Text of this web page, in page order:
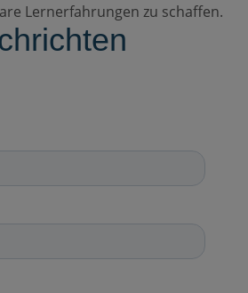
Lernerfahrungen zu schaffen.